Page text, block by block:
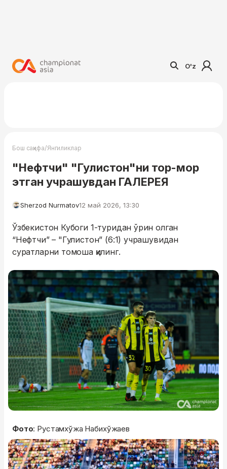
O'z
Бош саҳифа/Янгиликлар
"Нефтчи" "Гулистон"ни тор-мор
этган учрашувдан ГАЛЕРЕЯ
Sherzod Nurmatov12 май 2026, 13:30
Ўзбекистон Кубоги 1-туридан ўрин олган
“Нефтчи” – "Гулистон” (6:1) учрашувидан
суратларни томоша қилинг.
Фото: Рустамхўжа Набихўжаев